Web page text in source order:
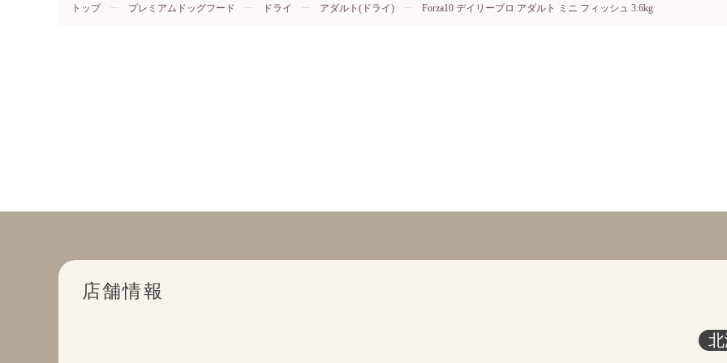
トップ プレミアムドッグフード ドライ アダルト(ドライ) Forza10 デイリープロ アダルト ミニ フィッシュ 3.6kg
店舗情報